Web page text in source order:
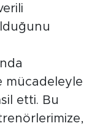
mücadeleyle
etti. Bu